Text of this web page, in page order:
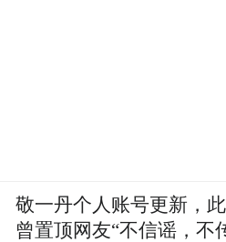
敬一丹个人账号更新，
曾置顶网友“不信谣，不